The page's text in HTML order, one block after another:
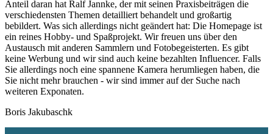
Anteil daran hat Ralf Jannke, der mit seinen Praxisbeiträgen die
verschiedensten Themen detailliert behandelt und großartig
bebildert. Was sich allerdings nicht geändert hat: Die Homepage ist
ein reines Hobby- und Spaßprojekt. Wir freuen uns über den
Austausch mit anderen Sammlern und Fotobegeisterten. Es gibt
keine Werbung und wir sind auch keine bezahlten Influencer. Falls
Sie allerdings noch eine spannene Kamera herumliegen haben, die
Sie nicht mehr brauchen - wir sind immer auf der Suche nach
weiteren Exponaten.
Boris Jakubaschk